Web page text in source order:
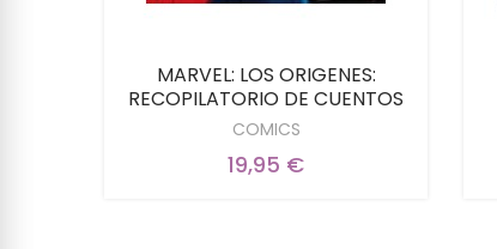
MARVEL: LOS ORIGENES:
RECOPILATORIO DE CUENTOS
COMICS
19,95 €